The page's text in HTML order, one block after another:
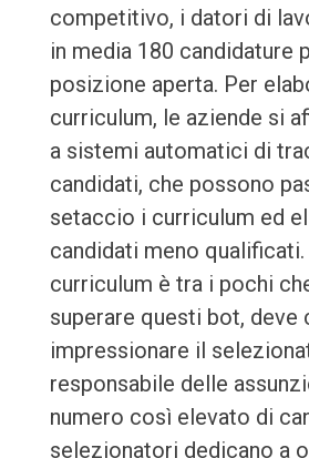
competitivo, i datori di
in media 180 candidature
posizione aperta. Per
curriculum, le aziende si
a sistemi automatici di
candidati, che possono
setaccio i curriculum ed
candidati meno
curriculum è tra i pochi
superare questi bot, deve
impressionare il
responsabile delle
numero così elevato di
selezionatori dedicano a